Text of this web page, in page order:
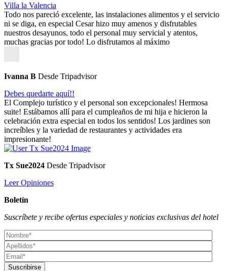
Villa la Valencia
Todo nos pareció excelente, las instalaciones alimentos y el servicio
ni se diga, en especial Cesar hizo muy amenos y disfrutables
nuestros desayunos, todo el personal muy servicial y atentos,
muchas gracias por todo! Lo disfrutamos al máximo
Ivanna B Desde Tripadvisor
Debes quedarte aquí!!
El Complejo turístico y el personal son excepcionales! Hermosa
suite! Estábamos allí para el cumpleaños de mi hija e hicieron la
celebración extra especial en todos los sentidos! Los jardines son
increíbles y la variedad de restaurantes y actividades era
impresionante!
Tx Sue2024 Desde Tripadvisor
Leer Opiniones
Boletín
Suscríbete y recibe ofertas especiales y noticias exclusivas del hotel